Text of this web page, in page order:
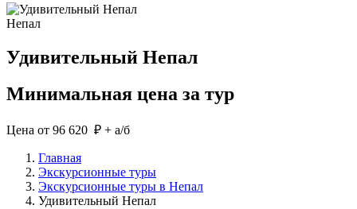
Непал
Удивительный Непал
Минимальная цена за тур
Цена от 96 620 ₽ + а/б
Главная
Экскурсионные туры
Экскурсионные туры в Непал
Удивительный Непал